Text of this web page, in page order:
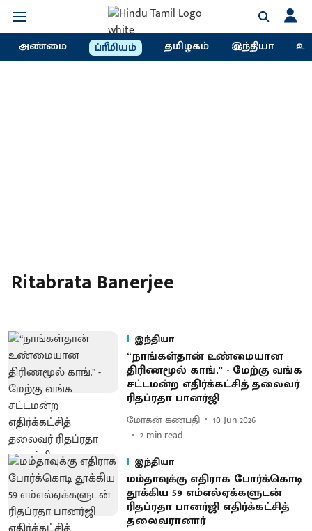
அண்மை ப்ரீமியம் தமிழகம் இந்தியா
Ritabrata Banerjee
இந்தியா
“நாங்கள்தான் உண்மையான
திரிணமூல் காங்.” - மேற்கு வங்க
சட்டமன்ற எதிர்க்கட்சித் தலைவர்
ரிதப்ரதா பானர்ஜி
மோகன் கணபதி
10 Jun 2026
2 min read
இந்தியா
மம்தாவுக்கு எதிராக போர்க்கொடி
தூக்கிய 59 எம்எல்ஏக்களுடன்
ரிதப்ரதா பானர்ஜி எதிர்க்கட்சித்
தலைவரானார்